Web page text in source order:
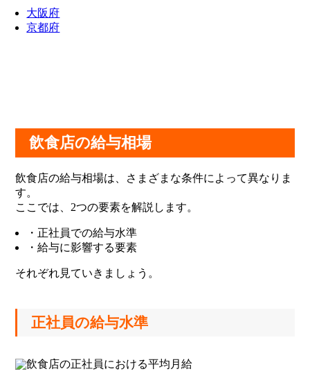
大阪府
京都府
飲食店の給与相場
飲食店の給与相場は、さまざまな条件によって異なりま
す。
ここでは、2つの要素を解説します。
・正社員での給与水準
・給与に影響する要素
それぞれ見ていきましょう。
正社員の給与水準